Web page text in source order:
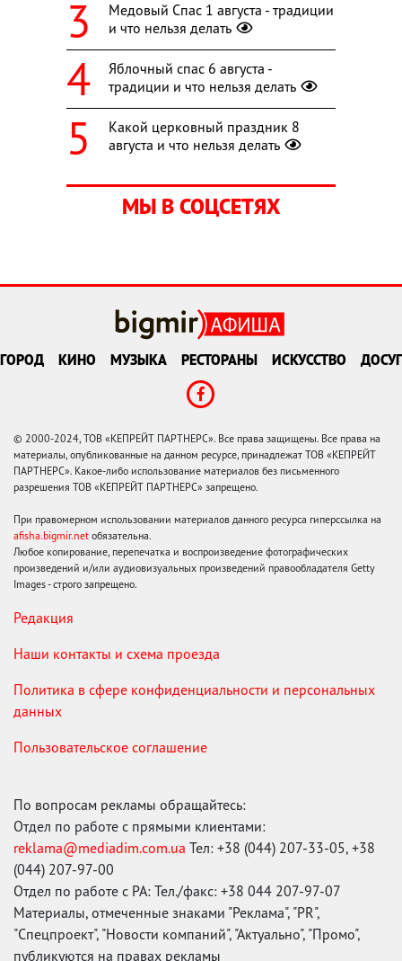
Медовый Спас 1 августа - традиции
и что нельзя делать
Яблочный спас 6 августа -
традиции и что нельзя делать
Какой церковный праздник 8
августа и что нельзя делать
МЫ В СОЦСЕТЯХ
ГОРОД КИНО МУЗЫКА РЕСТОРАНЫ ИСКУССТВО ДОСУГ
© 2000-2024, ТОВ «КЕПРЕЙТ ПАРТНЕРС». Все права защищены. Все права на
материалы, опубликованные на данном ресурсе, принадлежат ТОВ «КЕПРЕЙТ
ПАРТНЕРС». Какое-либо использование материалов без письменного
разрешения ТОВ «КЕПРЕЙТ ПАРТНЕРС» запрещено.
При правомерном использовании материалов данного ресурса гиперссылка на
afisha.bigmir.net обязательна.
Любое копирование, перепечатка и воспроизведение фотографических
произведений и/или аудиовизуальных произведений правообладателя Getty
Images - строго запрещено.
Редакция
Наши контакты и схема проезда
Политика в сфере конфиденциальности и персональных
данных
Пользовательское соглашение
По вопросам рекламы обращайтесь:
Отдел по работе с прямыми клиентами:
reklama@mediadim.com.ua Тел: +38 (044) 207-33-05, +38
(044) 207-97-00
Отдел по работе с РА: Тел./факс: +38 044 207-97-07
Материалы, отмеченные знаками "Реклама", "PR",
"Спецпроект", "Новости компаний", "Актуально", "Промо",
публикуются на правах рекламы